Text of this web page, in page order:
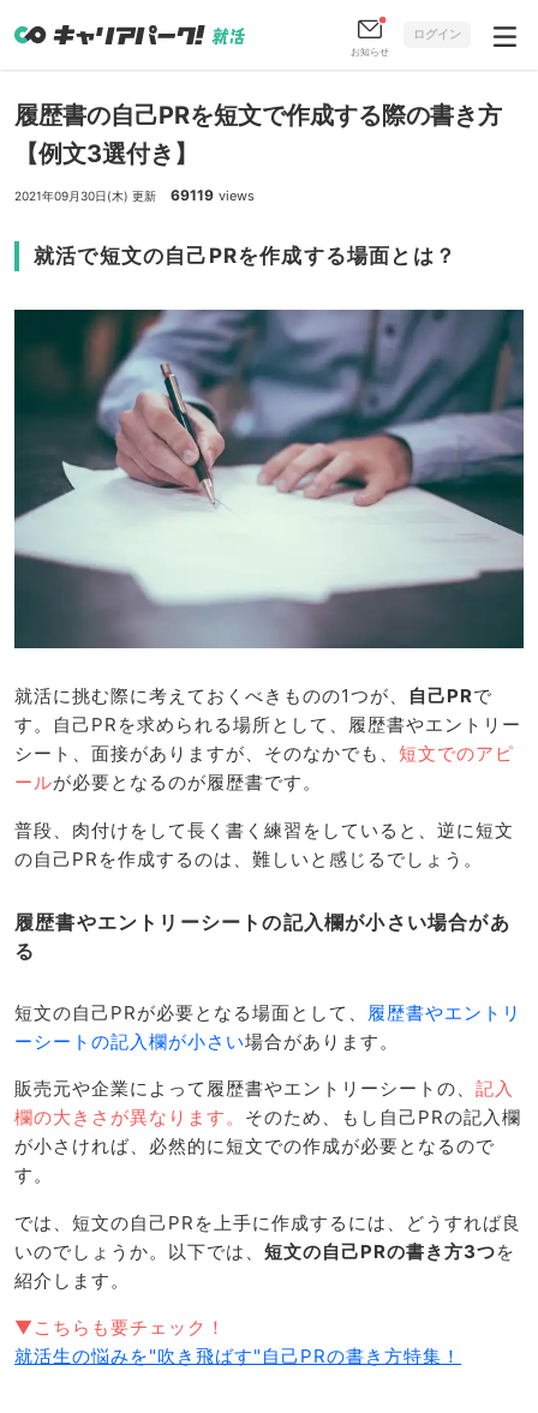
お知らせ
ログイン
履歴書の自己PRを短文で作成する際の書き方
【例文3選付き】
2021年09月30日(木) 更新 69119 views
就活で短文の自己PRを作成する場面とは？
就活に挑む際に考えておくべきものの1つが、 自己PRで
す。自己PRを求められる場所として、履歴書やエントリー
シート、面接がありますが、そのなかでも、 短文でのアピ
ールが必要となるのが履歴書です。
普段、肉付けをして長く書く練習をしていると、逆に短文
の自己PRを作成するのは、難しいと感じるでしょう。
履歴書やエントリーシートの記入欄が小さい場合があ
る
短文の自己PRが必要となる場面として、
履歴書やエントリ
ーシートの記入欄が小さい場合があります。
販売元や企業によって履歴書やエントリーシートの、 記入
欄の大きさが異なります。 そのため、もし自己PRの記入欄
が小さければ、必然的に短文での作成が必要となるので
す。
では、短文の自己PRを上手に作成するには、どうすれば良
いのでしょうか。以下では、 短文の自己PRの書き方3つを
紹介します。
▼こちらも要チェック！
就活生の悩みを"吹き飛ばす"自己PRの書き方特集！